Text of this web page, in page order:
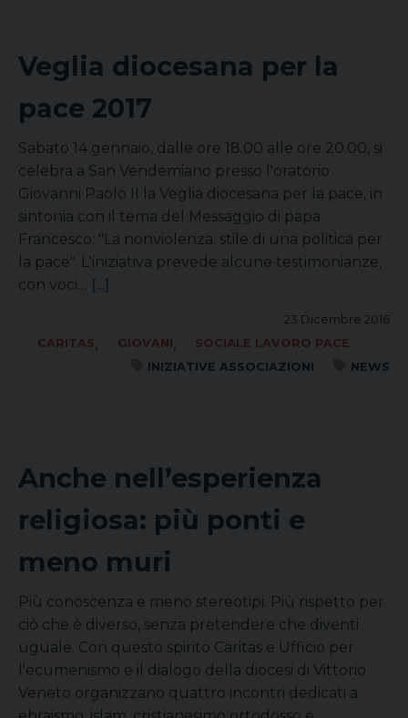
Veglia diocesana per la
pace 2017
Sabato 14 gennaio, dalle ore 18.00 alle ore 20.00, si
celebra a San Vendemiano presso l'oratorio
Giovanni Paolo II la Veglia diocesana per la pace, in
sintonia con il tema del Messaggio di papa
Francesco: "La nonviolenza: stile di una politica per
la pace". L'iniziativa prevede alcune testimonianze,
con voci… [...]
23 Dicembre 2016
CARITAS, GIOVANI,
SOCIALE LAVORO PACE
INIZIATIVE ASSOCIAZIONI
NEWS
Anche nell’esperienza
religiosa: più ponti e
meno muri
Più conoscenza e meno stereotipi. Più rispetto per
ciò che è diverso, senza pretendere che diventi
uguale. Con questo spirito Caritas e Ufficio per
l'ecumenismo e il dialogo della diocesi di Vittorio
Veneto organizzano quattro incontri dedicati a